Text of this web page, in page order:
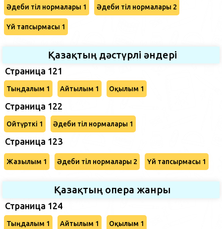
Әдеби тіл нормалары 1 Әдеби тіл нормалары 2
Үй тапсырмасы 1
Қазақтың дәстүрлі әндері
Страница 121
Тыңдалым 1 Айтылым 1 Оқылым 1
Страница 122
Ойтүрткі 1 Әдеби тіл нормалары 1
Страница 123
Жазылым 1 Әдеби тіл нормалары 2 Үй тапсырмасы 1
Қазақтың опера жанры
Страница 124
Тыңдалым 1 Айтылым 1 Оқылым 1